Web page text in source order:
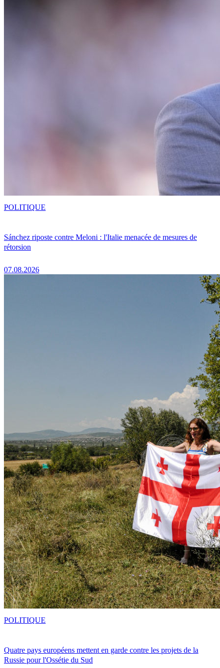
Sánchez riposte contre Meloni : l'Italie menacée de mesures de
rétorsion
07.08.2026
POLITIQUE
Quatre pays européens mettent en garde contre les projets de la
Russie pour l'Ossétie du Sud
POLITIQUE